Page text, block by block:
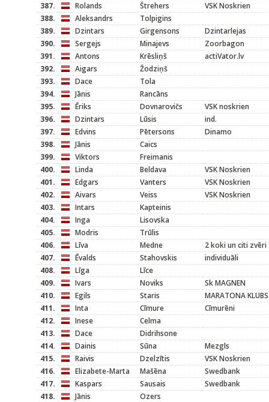
387.
Rolands Štrehers
VSK Noskrien
388.
Aleksandrs
Tolpigins
389.
Dzintars Girgensons
Dzintarlejas
390.
Sergejs Minajevs
Zoorbagon
391.
Antons Krēsliņš
actiVator.lv
392.
Aigars
Žodziņš
393.
Dace
Tola
394.
Jānis
Rancāns
395.
Ēriks Dovnarovičs
VSK noskrien
396.
Dzintars Lūsis
ind.
397.
Edvins Pētersons
Dinamo
398.
Jānis
Caics
399.
Viktors
Freimanis
400.
Linda Beldava
VSK Noskrien
401.
Edgars Vanters
VSK Noskrien
402.
Aivars Veiss
VSK Noskrien
403.
Intars
Kapteinis
404.
Inga
Lisovska
405.
Modris
Trūlis
406.
Līva Medne
2 koki un citi zvēri
407.
Ēvalds Stahovskis
individuāli
408.
Līga
Līce
409.
Ivars Noviks
Sk MAGNEN
410.
Egils Staris
MARATONA KLUBS
411.
Inta Cīmure
Cīmurēni
412.
Inese
Celma
413.
Dace
Didrihsone
414.
Dainis Sūna
Mezgls
415.
Raivis Dzelzītis
VSK Noskrien
416.
Elizabete-Marta Mašēna
Swedbank
417.
Kaspars Sausais
Swedbank
418.
Jānis
Ozers